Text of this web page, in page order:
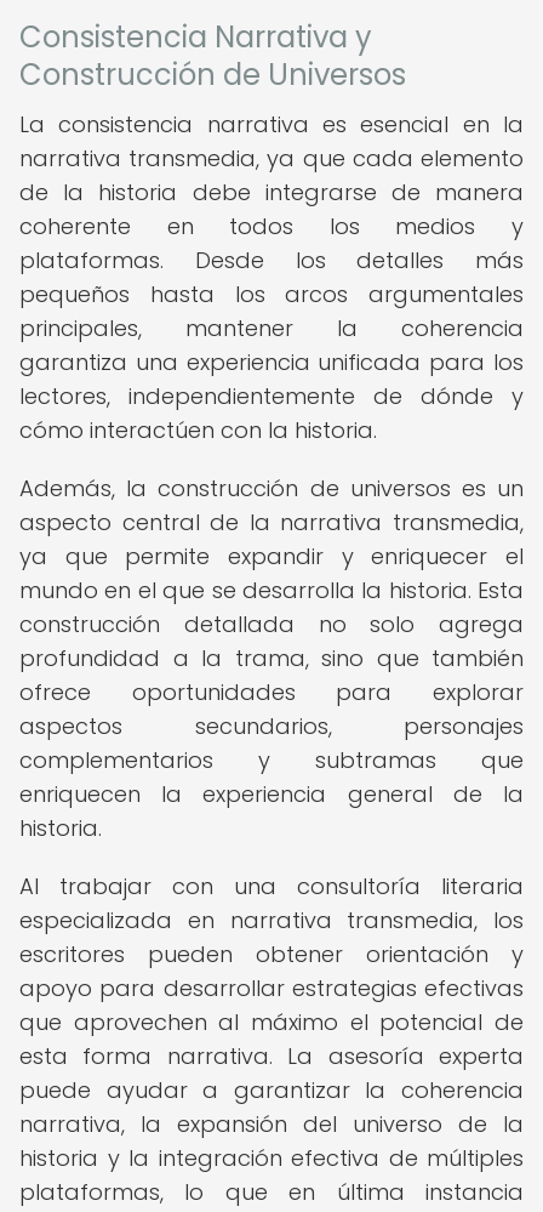
Consistencia Narrativa y
Construcción de Universos
La consistencia narrativa es esencial en la
narrativa transmedia, ya que cada elemento
de la historia debe integrarse de manera
coherente en todos los medios y
plataformas. Desde los detalles más
pequeños hasta los arcos argumentales
principales, mantener la coherencia
garantiza una experiencia unificada para los
lectores, independientemente de dónde y
cómo interactúen con la historia.
Además, la construcción de universos es un
aspecto central de la narrativa transmedia,
ya que permite expandir y enriquecer el
mundo en el que se desarrolla la historia. Esta
construcción detallada no solo agrega
profundidad a la trama, sino que también
ofrece oportunidades para explorar
aspectos secundarios, personajes
complementarios y subtramas que
enriquecen la experiencia general de la
historia.
Al trabajar con una consultoría literaria
especializada en narrativa transmedia, los
escritores pueden obtener orientación y
apoyo para desarrollar estrategias efectivas
que aprovechen al máximo el potencial de
esta forma narrativa. La asesoría experta
puede ayudar a garantizar la coherencia
narrativa, la expansión del universo de la
historia y la integración efectiva de múltiples
plataformas, lo que en última instancia